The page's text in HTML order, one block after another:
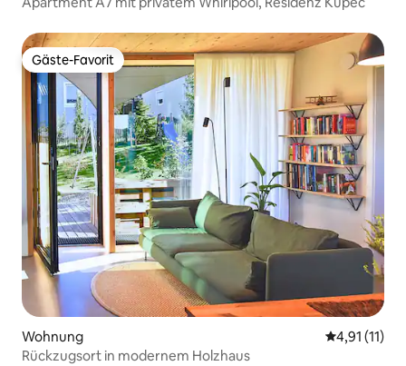
Gäste-Favorit
Gäste-Favorit
Wohnung
4,91 (11)
Rückzugsort in modernem Holzhaus